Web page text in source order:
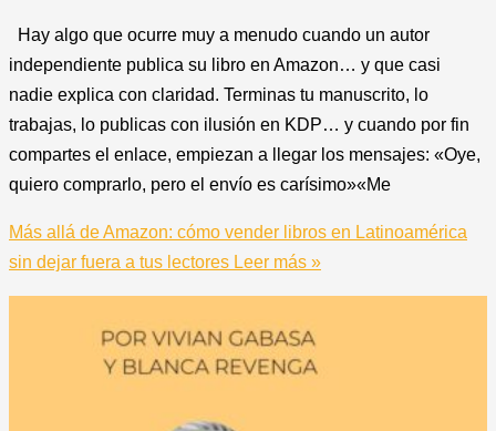
Hay algo que ocurre muy a menudo cuando un autor
independiente publica su libro en Amazon… y que casi
nadie explica con claridad. Terminas tu manuscrito, lo
trabajas, lo publicas con ilusión en KDP… y cuando por fin
compartes el enlace, empiezan a llegar los mensajes: «Oye,
quiero comprarlo, pero el envío es carísimo»«Me
Más allá de Amazon: cómo vender libros en Latinoamérica
sin dejar fuera a tus lectores Leer más »